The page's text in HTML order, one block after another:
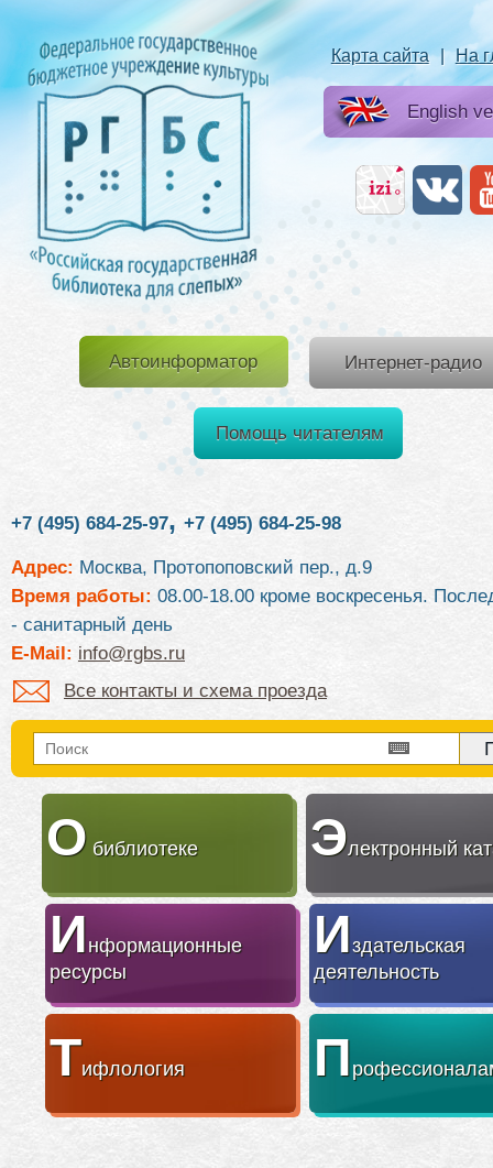
Карта сайта | На
English
Автоинформатор Интернет-радио
Помощь читателям
+7 (495) 684-25-97, +7 (495) 684-25-98
Адрес: Москва, Протопоповский пер., д.9
Время работы: 08.00-18.00 кроме воскресенья.
- санитарный день
E-Mail: info@rgbs.ru
Все контакты и схема проезда
О библиотеке Электронный
Информационные
ресурсы
Издательская
деятельность
Тифлология П